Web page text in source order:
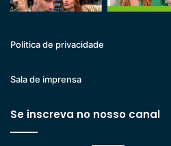
Politica de privacidade
Sala de imprensa
Se inscreva no nosso canal